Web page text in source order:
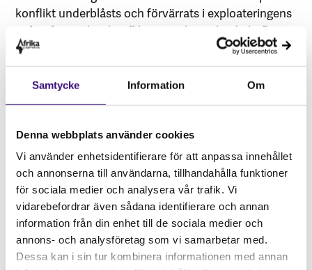
Samtycke Information Om
Denna webbplats använder cookies
Vi använder enhetsidentifierare för att anpassa innehållet
och annonserna till användarna, tillhandahålla funktioner
för sociala medier och analysera vår trafik. Vi
vidarebefordrar även sådana identifierare och annan
information från din enhet till de sociala medier och
annons- och analysföretag som vi samarbetar med.
Dessa kan i sin tur kombinera informationen med annan
konflikt under­blåsts och förvärrats i ­exploateringens
spår. På grund av konflikten i Cabo Delgado befinner
sig nu fler än 700 000 människor på flykt i
närområdet.
Det är uppenbart att de frivilliga riktlinjer kring
mänskliga rättigheter som företag kan välja att följa
är otillräckliga. De nationella och regionala regelverk
som finns, eller planeras för, är inte tillräckligt skarpa
och saknar en global räckvidd vilket öppnar upp för
kryphål. Det är i dagsläget oerhört svårt för drabbade
att få upprättelse och kompensation och att ställa
företag till svars med kännbara sanktioner. Detta
förstärks av att företags investeringar skyddas i
handelsavtal med mekanismer, så kallade Investor
state dispute settlements (ISDS), som gör det möjligt